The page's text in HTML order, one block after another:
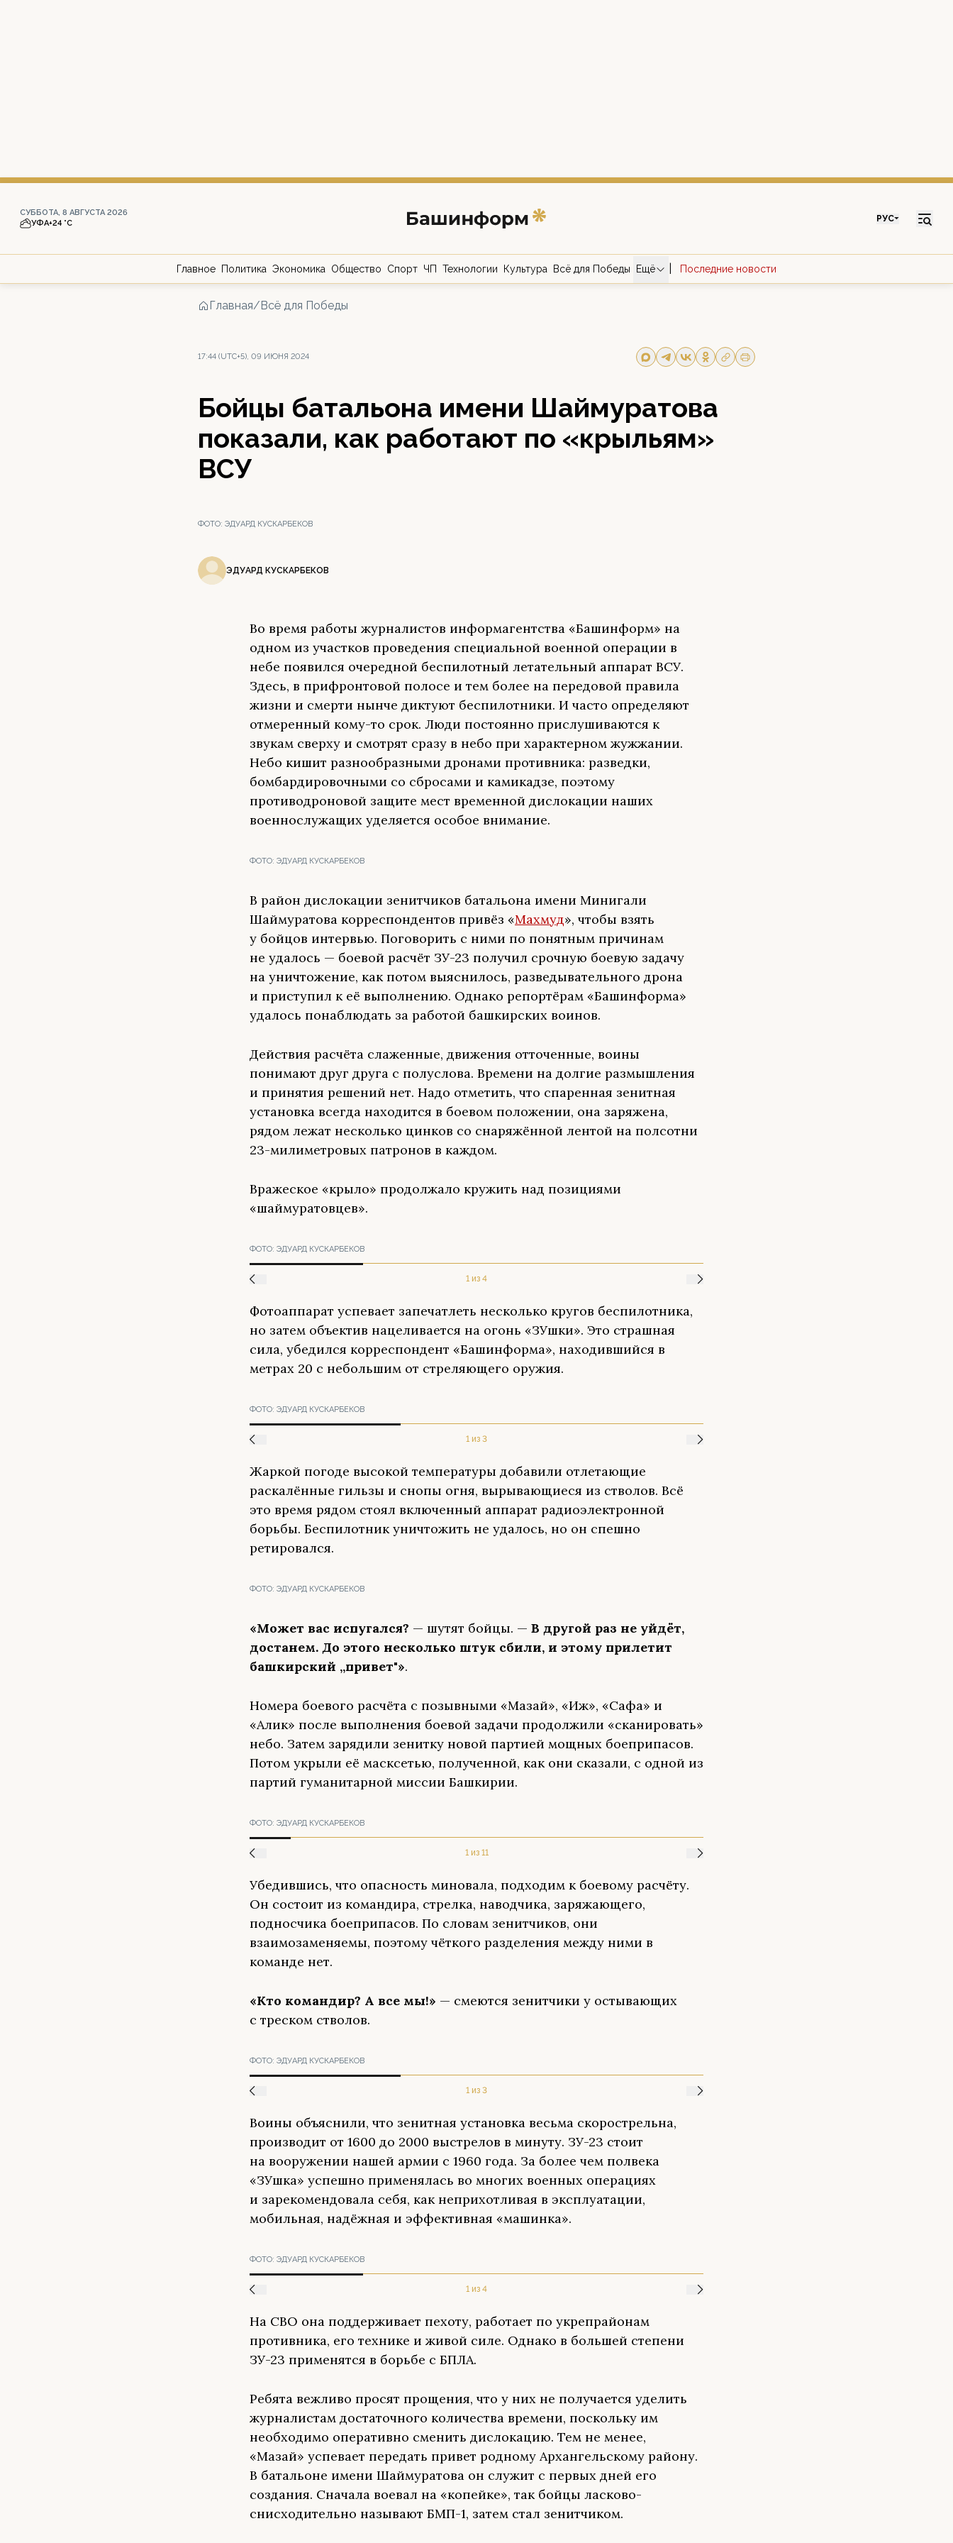
СУББОТА, 8 АВГУСТА 2026
УФА+24 °С РУС
Главное Политика Экономика Общество Спорт ЧП Технологии Культура Всё для Победы Ещё Последние новости
Главная/Всё для Победы
17:44 (UTC+5), 09 ИЮНЯ 2024
Бойцы батальона имени Шаймуратова
показали, как работают по «крыльям»
ВСУ
ФОТО: ЭДУАРД КУСКАРБЕКОВ
ЭДУАРД КУСКАРБЕКОВ
Во время работы журналистов информагентства «Башинформ» на
одном из участков проведения специальной военной операции в
небе появился очередной беспилотный летательный аппарат ВСУ.
Здесь, в прифронтовой полосе и тем более на передовой правила
жизни и смерти нынче диктуют беспилотники. И часто определяют
отмеренный кому-то срок. Люди постоянно прислушиваются к
звукам сверху и смотрят сразу в небо при характерном жужжании.
Небо кишит разнообразными дронами противника: разведки,
бомбардировочными со сбросами и камикадзе, поэтому
противодроновой защите мест временной дислокации наших
военнослужащих уделяется особое внимание.
ФОТО: ЭДУАРД КУСКАРБЕКОВ
В район дислокации зенитчиков батальона имени Минигали
Шаймуратова корреспондентов привёз «Махмуд», чтобы взять
у бойцов интервью. Поговорить с ними по понятным причинам
не удалось — боевой расчёт ЗУ-23 получил срочную боевую задачу
на уничтожение, как потом выяснилось, разведывательного дрона
и приступил к её выполнению. Однако репортёрам «Башинформа»
удалось понаблюдать за работой башкирских воинов.
Действия расчёта слаженные, движения отточенные, воины
понимают друг друга с полуслова. Времени на долгие размышления
и принятия решений нет. Надо отметить, что спаренная зенитная
установка всегда находится в боевом положении, она заряжена,
рядом лежат несколько цинков со снаряжённой лентой на полсотни
23-милиметровых патронов в каждом.
Вражеское «крыло» продолжало кружить над позициями
«шаймуратовцев».
ФОТО: ЭДУАРД КУСКАРБЕКОВ
1 из 4
Фотоаппарат успевает запечатлеть несколько кругов беспилотника,
но затем объектив нацеливается на огонь «ЗУшки». Это страшная
сила, убедился корреспондент «Башинформа», находившийся в
метрах 20 с небольшим от стреляющего оружия.
ФОТО: ЭДУАРД КУСКАРБЕКОВ
1 из 3
Жаркой погоде высокой температуры добавили отлетающие
раскалённые гильзы и снопы огня, вырывающиеся из стволов. Всё
это время рядом стоял включенный аппарат радиоэлектронной
борьбы. Беспилотник уничтожить не удалось, но он спешно
ретировался.
ФОТО: ЭДУАРД КУСКАРБЕКОВ
«Может вас испугался? — шутят бойцы. — В другой раз не уйдёт,
достанем. До этого несколько штук сбили, и этому прилетит
башкирский „привет"».
Номера боевого расчёта с позывными «Мазай», «Иж», «Сафа» и
«Алик» после выполнения боевой задачи продолжили «сканировать»
небо. Затем зарядили зенитку новой партией мощных боеприпасов.
Потом укрыли её масксетью, полученной, как они сказали, с одной из
партий гуманитарной миссии Башкирии.
ФОТО: ЭДУАРД КУСКАРБЕКОВ
1 из 11
Убедившись, что опасность миновала, подходим к боевому расчёту.
Он состоит из командира, стрелка, наводчика, заряжающего,
подносчика боеприпасов. По словам зенитчиков, они
взаимозаменяемы, поэтому чёткого разделения между ними в
команде нет.
«Кто командир? А все мы!» — смеются зенитчики у остывающих
с треском стволов.
ФОТО: ЭДУАРД КУСКАРБЕКОВ
1 из 3
Воины объяснили, что зенитная установка весьма скорострельна,
производит от 1600 до 2000 выстрелов в минуту. ЗУ-23 стоит
на вооружении нашей армии с 1960 года. За более чем полвека
«ЗУшка» успешно применялась во многих военных операциях
и зарекомендовала себя, как неприхотливая в эксплуатации,
мобильная, надёжная и эффективная «машинка».
ФОТО: ЭДУАРД КУСКАРБЕКОВ
1 из 4
На СВО она поддерживает пехоту, работает по укрепрайонам
противника, его технике и живой силе. Однако в большей степени
ЗУ-23 применятся в борьбе с БПЛА.
Ребята вежливо просят прощения, что у них не получается уделить
журналистам достаточного количества времени, поскольку им
необходимо оперативно сменить дислокацию. Тем не менее,
«Мазай» успевает передать привет родному Архангельскому району.
В батальоне имени Шаймуратова он служит с первых дней его
создания. Сначала воевал на «копейке», так бойцы ласково-
снисходительно называют БМП-1, затем стал зенитчиком.